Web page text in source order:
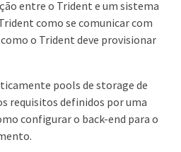
entre o Trident e um sistema
como se comunicar com
o Trident deve provisionar
pools de storage de
requisitos definidos por uma
configurar o back-end para o